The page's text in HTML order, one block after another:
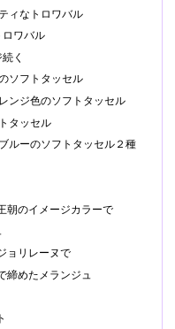
ィなトロワバル
ワバル
く
ソフトタッセル
ンジ色のソフトタッセル
タッセル
ルーのソフトタッセル２種
朝のイメージカラーで
ョリレーヌで
締めたメランジュ